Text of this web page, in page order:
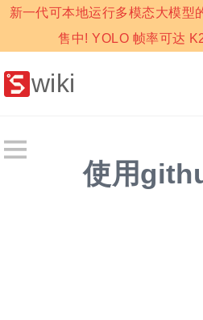
新一代可本地运行多模态大模型
售中! YOLO 帧率可达
wiki
使用